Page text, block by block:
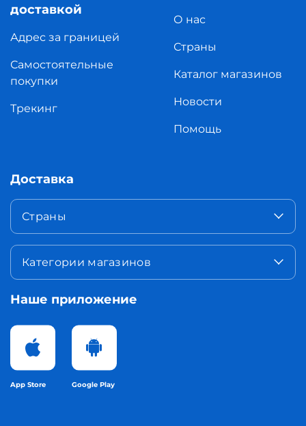
доставкой
Адрес за границей
Самостоятельные
покупки
Трекинг
О нас
Страны
Каталог магазинов
Новости
Помощь
Доставка
Страны
Категории магазинов
Наше приложение
App Store Google Play